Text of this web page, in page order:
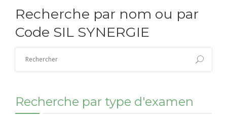
Recherche par nom ou par
Code SIL SYNERGIE
Recherche par type d'examen